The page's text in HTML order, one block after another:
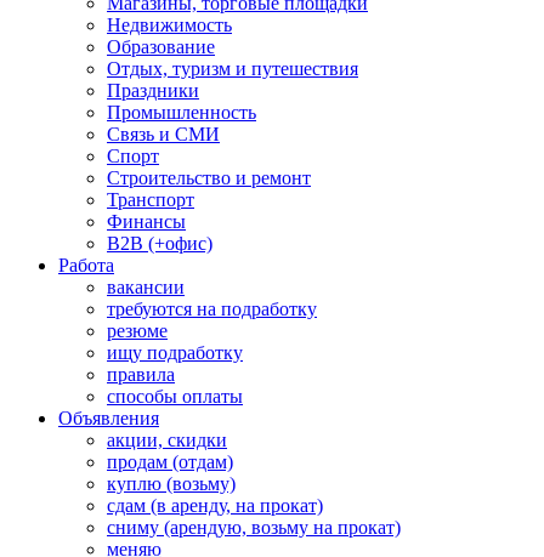
Недвижимость
Образование
Отдых, туризм и путешествия
Праздники
Промышленность
Связь и СМИ
Спорт
Строительство и ремонт
Транспорт
Финансы
B2B (+офис)
Работа
вакансии
требуются на подработку
резюме
ищу подработку
правила
способы оплаты
Объявления
акции, скидки
продам (отдам)
куплю (возьму)
сдам (в аренду, на прокат)
сниму (арендую, возьму на прокат)
меняю